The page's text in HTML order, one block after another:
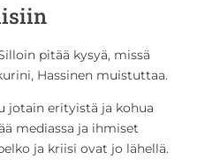
pitää kysyä, missä
Hassinen muistuttaa.
jotain erityistä ja kohua
mediassa ja ihmiset
ja kriisi ovat jo lähellä.